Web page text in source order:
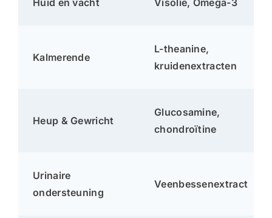
Kalmerende
L-theanine,
kruidenextracten
Heup & Gewricht
Glucosamine,
chondroïtine
Urinaire
ondersteuning
Veenbessenextract